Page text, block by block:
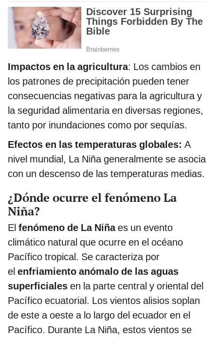
Impactos en la agricultura: Los cambios en
los patrones de precipitación pueden tener
consecuencias negativas para la agricultura y
la seguridad alimentaria en diversas regiones,
tanto por inundaciones como por sequías.
Efectos en las temperaturas globales: A
nivel mundial, La Niña generalmente se asocia
con un descenso de las temperaturas medias.
¿Dónde ocurre el fenómeno La
Niña?
El fenómeno de La Niñaes un evento
climático natural que ocurre en el océano
Pacífico tropical. Se caracteriza por
el enfriamiento anómalo de las aguas
superficiales en la parte central y oriental del
Pacífico ecuatorial. Los vientos alisios soplan
de este a oeste a lo largo del ecuador en el
Pacífico. Durante La Niña, estos vientos se